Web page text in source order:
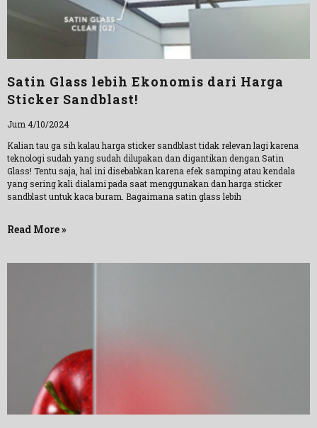
Satin Glass lebih Ekonomis dari Harga
Sticker Sandblast!
Jum 4/10/2024
Kalian tau ga sih kalau harga sticker sandblast tidak relevan lagi karena
teknologi sudah yang sudah dilupakan dan digantikan dengan Satin
Glass! Tentu saja, hal ini disebabkan karena efek samping atau kendala
yang sering kali dialami pada saat menggunakan dan harga sticker
sandblast untuk kaca buram. Bagaimana satin glass lebih
Read More »